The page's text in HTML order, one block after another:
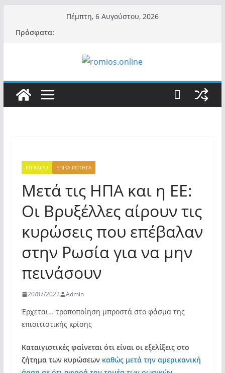
περιεχόμενο
Πέμπτη, 6 Αυγούστου, 2026
Πρόσφατα:
ΕΠΙΚΑΙΡΟ ΕΠΙΚΑΙΡΟΤΗΤΑ
Μετά τις ΗΠΑ και η ΕΕ:
Οι Βρυξέλλες αίρουν τις
κυρώσεις που επέβαλαν
στην Ρωσία για να μην
πεινάσουν
20/07/2022 Admin
Έρχεται… τροποποίηση μπροστά στο φάσμα της
επισιτιστικής κρίσης
Καταιγιστικές φαίνεται ότι είναι οι εξελίξεις στο
ζήτημα των κυρώσεων καθώς μετά την αμερικανική